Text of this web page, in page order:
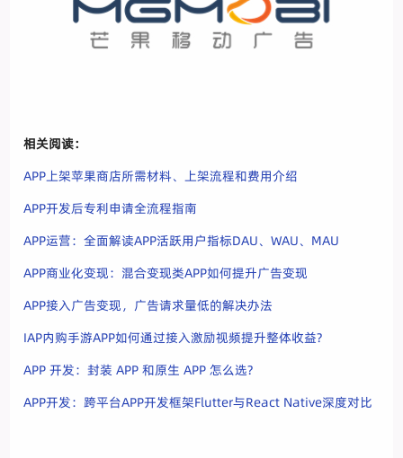
相关阅读：
APP上架苹果商店所需材料、上架流程和费用介绍
APP开发后专利申请全流程指南
APP运营：全面解读APP活跃用户指标DAU、WAU、MAU
APP商业化变现：混合变现类APP如何提升广告变现
APP接入广告变现，广告请求量低的解决办法
IAP内购手游APP如何通过接入激励视频提升整体收益?
APP 开发：封装 APP 和原生 APP 怎么选?
APP开发：跨平台APP开发框架Flutter与React Native深度对比